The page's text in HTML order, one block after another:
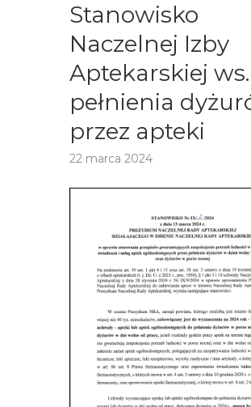
Stanowisko
Naczelnej Izby
Aptekarskiej ws.
pełnienia
przez apteki
22 marca 2024